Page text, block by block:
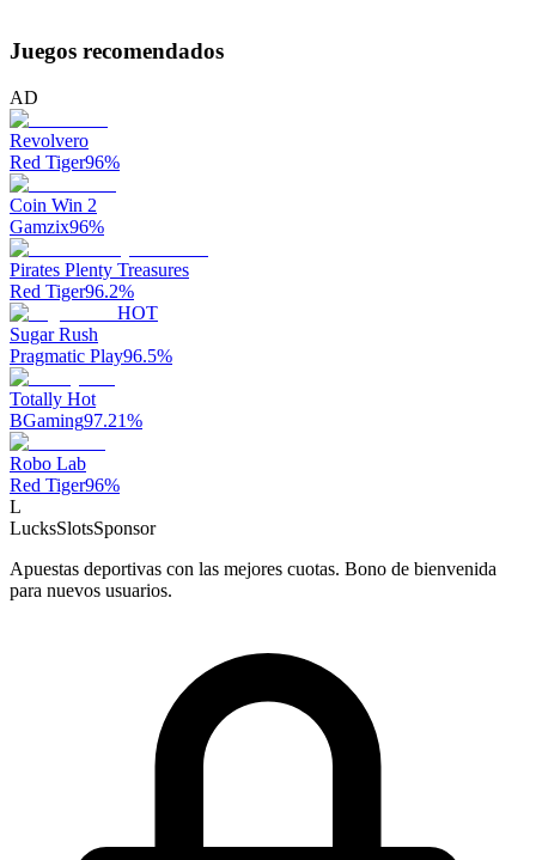
Juegos recomendados
AD
Revolvero
Red Tiger96%
Coin Win 2
Gamzix96%
Pirates Plenty Treasures
Red Tiger96.2%
HOT
Sugar Rush
Pragmatic Play96.5%
Totally Hot
BGaming97.21%
Robo Lab
Red Tiger96%
L
LucksSlotsSponsor
Apuestas deportivas con las mejores cuotas. Bono de bienvenida
para nuevos usuarios.